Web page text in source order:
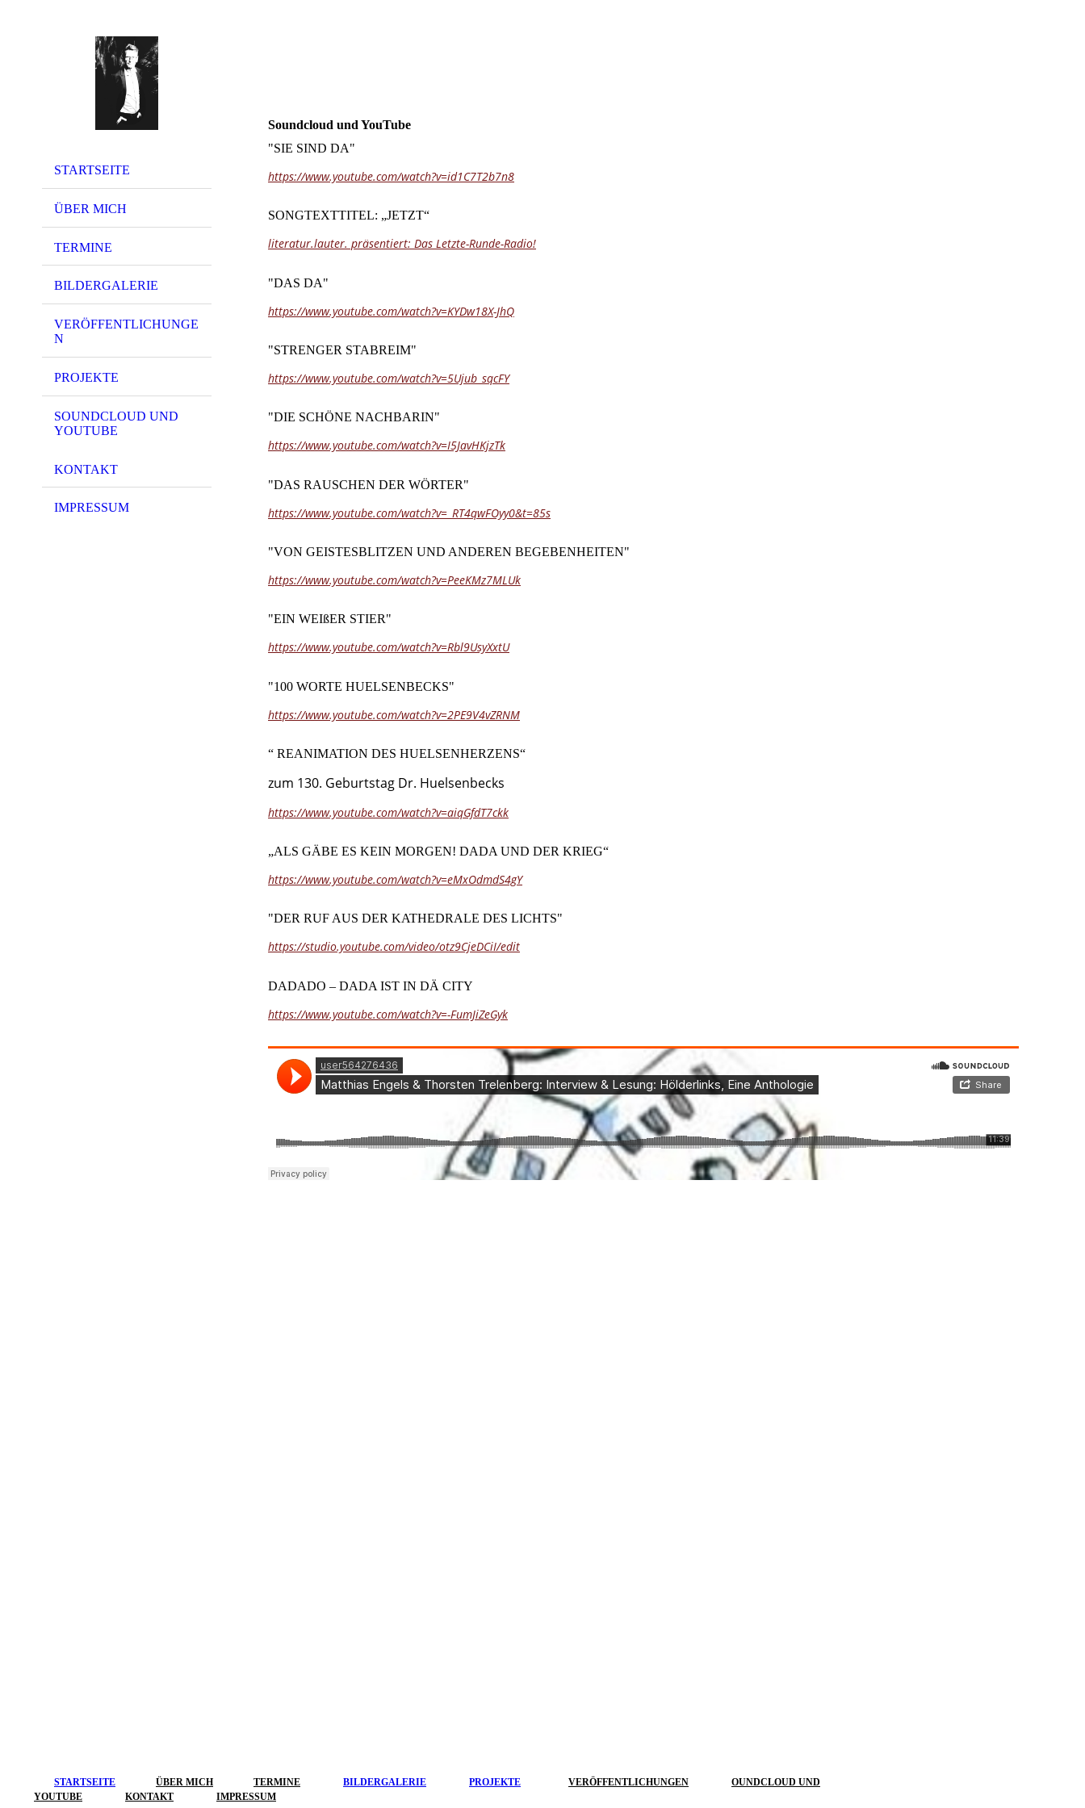
STARTSEITE
ÜBER MICH
TERMINE
BILDERGALERIE
VERÖFFENTLICHUNGE
N
PROJEKTE
SOUNDCLOUD UND
YOUTUBE
KONTAKT
IMPRESSUM
Soundcloud und YouTube
"SIE SIND DA"
https://www.youtube.com/watch?v=id1C7T2b7n8
SONGTEXTTITEL: „JETZT“
literatur.lauter. präsentiert: Das Letzte-Runde-Radio!
"DAS DA"
https://www.youtube.com/watch?v=KYDw18X-JhQ
"STRENGER STABREIM"
https://www.youtube.com/watch?v=5Ujub_sqcFY
"DIE SCHÖNE NACHBARIN"
https://www.youtube.com/watch?v=I5JavHKjzTk
"DAS RAUSCHEN DER WÖRTER"
https://www.youtube.com/watch?v=_RT4qwFOyy0&t=85s
"VON GEISTESBLITZEN UND ANDEREN BEGEBENHEITEN"
https://www.youtube.com/watch?v=PeeKMz7MLUk
"EIN WEIßER STIER"
https://www.youtube.com/watch?v=Rbl9UsyXxtU
"100 WORTE HUELSENBECKS"
https://www.youtube.com/watch?v=2PE9V4vZRNM
“ REANIMATION DES HUELSENHERZENS“
zum 130. Geburtstag Dr. Huelsenbecks
https://www.youtube.com/watch?v=aiqGfdT7ckk
„ALS GÄBE ES KEIN MORGEN! DADA UND DER KRIEG“
https://www.youtube.com/watch?v=eMxOdmdS4gY
"DER RUF AUS DER KATHEDRALE DES LICHTS"
https://studio.youtube.com/video/otz9CjeDCiI/edit
DADADO – DADA IST IN DÄ CITY
https://www.youtube.com/watch?v=-FumJiZeGyk
STARTSEITE ÜBER MICH TERMINE BILDERGALERIE PROJEKTE VERÖFFENTLICHUNGEN
OUNDCLOUD UND
YOUTUBE
KONTAKT IMPRESSUM